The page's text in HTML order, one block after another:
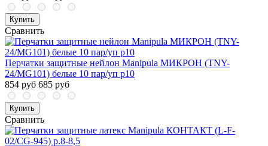
Купить
Сравнить
Перчатки защитные нейлон Manipula МИКРОН (TNY-
24/MG101) белые 10 пар/уп р10
854 руб 685 руб
Купить
Сравнить